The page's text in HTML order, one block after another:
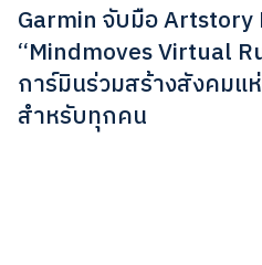
Garmin จับมือ Artstory
“Mindmoves Virtual
การ์มินร่วมสร้างสังคมแ
สำหรับทุกคน